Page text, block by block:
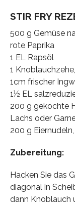
STIR FRY
500 g Gemüse
rote Paprika
1 EL Rapsöl
1
1cm frischer
1½ EL
200 g gekochte
Lachs oder
200 g
Zubereitung:
Hacken Sie das
diagonal in
dann Knoblauch